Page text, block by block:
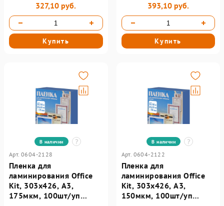
327,10 руб.
Купить
393,10 руб.
Купить
В наличии
Арт. 0604-2128
Пленка для
ламинирования Office
Kit, 303х426, А3,
175мкм, 100шт/уп
В наличии
Арт. 0604-2122
Пленка для
ламинирования Office
Kit, 303х426, А3,
150мкм, 100шт/уп